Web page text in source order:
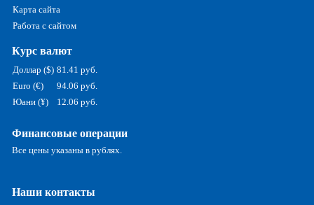
Карта сайта
Работа с сайтом
Курс валют
Доллар ($) 81.41 руб.
Euro (€)
94.06 руб.
Юани (¥)
12.06 руб.
Финансовые операции
Все цены указаны в рублях.
Наши контакты